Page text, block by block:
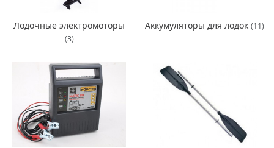
Лодочные электромоторы
(3)
Аккумуляторы для лодок(11)